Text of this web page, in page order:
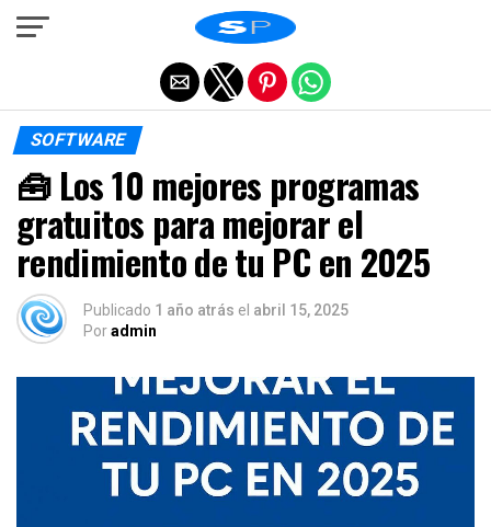
SOFTWARE
🧰 Los 10 mejores programas
gratuitos para mejorar el
rendimiento de tu PC en 2025
Publicado 1 año atrás el abril 15, 2025
Poradmin
Salir de la versión móvil